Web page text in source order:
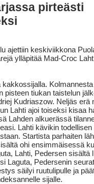
pirteästi
ajettiin keskiviikkona
ylläpitää Mad-Croc
pisteen tiukan taistelun
Kudriaszow. Neljäs erä
Lahti ajoi toiseksi kisaa
Lahden alkuerässä
Lahti kävikin todellisen
Startista parhaiten
ohi ensimmäisessä
Lahti, Pedersen sisältä
Laguta, Pedersenin
säilyi ruutulipulle ja
sijalle.